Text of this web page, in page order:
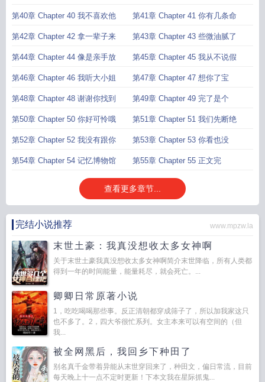
第40章 Chapter 40 我不喜欢他 第41章 Chapter 41 你有几条命
第42章 Chapter 42 拿一辈子来 第43章 Chapter 43 些微油腻了
第44章 Chapter 44 像是亲手放 第45章 Chapter 45 我从不说假
第46章 Chapter 46 我听大小姐 第47章 Chapter 47 想你了宝
第48章 Chapter 48 谢谢你找到 第49章 Chapter 49 完了是个
第50章 Chapter 50 你好可怜哦 第51章 Chapter 51 我们先断绝
第52章 Chapter 52 我没有跟你 第53章 Chapter 53 你看也没
第54章 Chapter 54 记忆博物馆 第55章 Chapter 55 正文完
查看更多章节...
完结小说推荐 www.mpzw.la
末世土豪：我真没想收太多女神啊
关于末世土豪我真没想收太多女神啊简介末世降临，所有人类都
得到一年的时间能量，能量耗尽，就会死亡。...
卿卿日常原著小说
1，吃吃喝喝那些事。反正清朝都穿成筛子了，所以加我家这只
也不多了。2，四大爷很忙系列。女主本来可以有空间的（但
我...
被全网黑后，我回乡下种田了
别名真千金带着异能从末世穿回来了，种田文，偏日常流，目前
每天晚上十一点不定时更新！下本文我在星际抓鬼...